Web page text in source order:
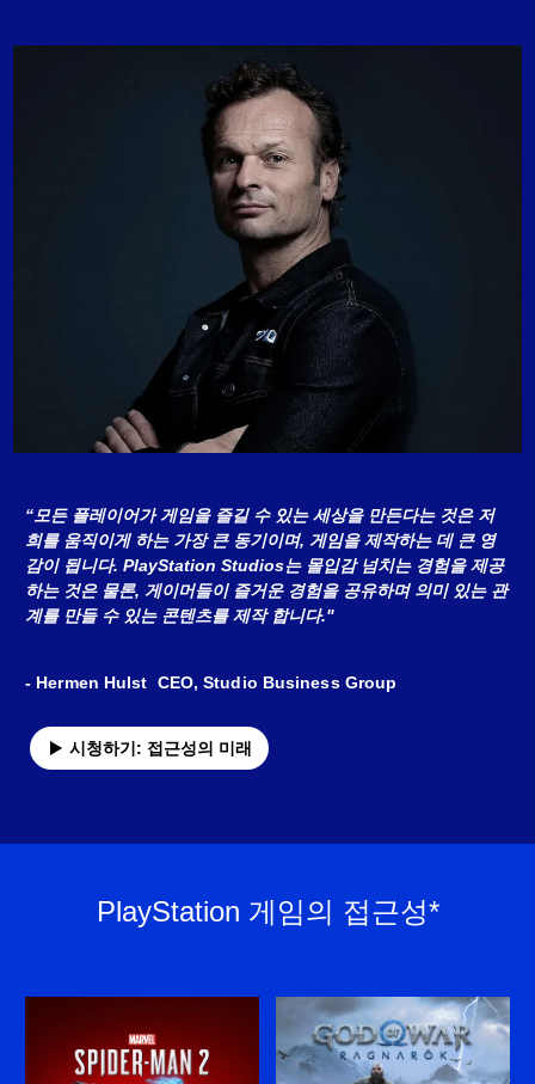
“모든 플레이어가 게임을 즐길 수 있는 세상을 만든다는 것은 저
희를 움직이게 하는 가장 큰 동기이며, 게임을 제작하는 데 큰 영
감이 됩니다. PlayStation Studios는 몰입감 넘치는 경험을 제공
하는 것은 물론, 게이머들이 즐거운 경험을 공유하며 의미 있는 관
계를 만들 수 있는 콘텐츠를 제작 합니다."
- Hermen Hulst CEO, Studio Business Group
시청하기: 접근성의 미래
PlayStation 게임의 접근성*